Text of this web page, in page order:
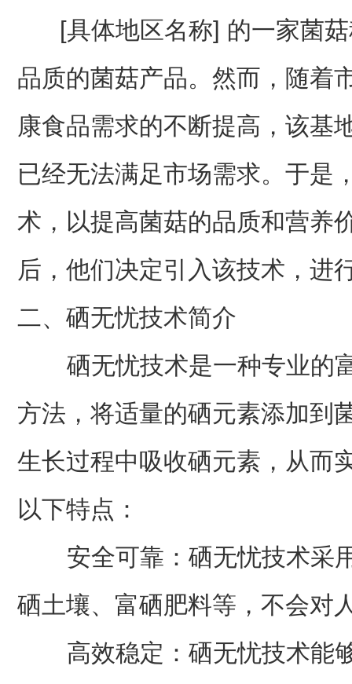
[具体地区名称] 的一家菌菇
品质的菌菇产品。然而，随着
康食品需求的不断提高，该基
已经无法满足市场需求。于是
术，以提高菌菇的品质和营养
后，他们决定引入该技术，进
二、硒无忧技术简介
硒无忧技术是一种专业的
方法，将适量的硒元素添加到
生长过程中吸收硒元素，从而
以下特点：
安全可靠：硒无忧技术采
硒土壤、富硒肥料等，不会对
高效稳定：硒无忧技术能